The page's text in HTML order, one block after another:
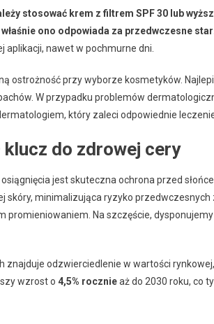
stosować krem z filtrem SPF 30 lub
ono odpowiada za przedwczesne
aplikacji, nawet w pochmurne dni.
ostrożność przy wyborze kosmetyków.
W przypadku problemów
który zaleci odpowiednie
klucz do zdrowej cery
jest skuteczna ochrona przed
skóry, minimalizująca ryzyko
Na szczęście,
znajduje odzwierciedlenie w wartości
wzrost o 4,5% rocznieaż do 2030 roku, co